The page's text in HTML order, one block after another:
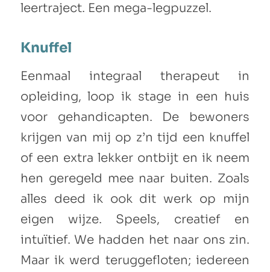
leertraject. Een mega-legpuzzel.
Knuffel
Eenmaal integraal therapeut in
opleiding, loop ik stage in een huis
voor gehandicapten. De bewoners
krijgen van mij op z’n tijd een knuffel
of een extra lekker ontbijt en ik neem
hen geregeld mee naar buiten. Zoals
alles deed ik ook dit werk op mijn
eigen wijze. Speels, creatief en
intuïtief. We hadden het naar ons zin.
Maar ik werd teruggefloten; iedereen